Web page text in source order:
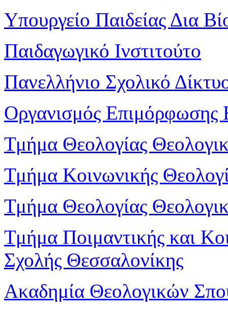
Υπουργείο Παιδείας Δια
Παιδαγωγικό Ινστιτούτο
Πανελλήνιο Σχολικό
Οργανισμός
Τμήμα Θεολογίας
Τμήμα Κοινωνικής
Τμήμα Θεολογίας
Τμήμα Ποιμαντικής και
Σχολής Θεσσαλονίκης
Ακαδημία Θεολογικών